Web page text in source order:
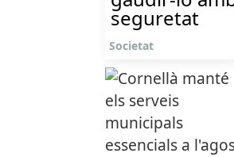
seguretat
Societat